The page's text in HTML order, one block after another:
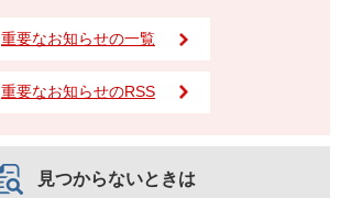
重要なお知らせの一覧
重要なお知らせのRSS
見つからないときは